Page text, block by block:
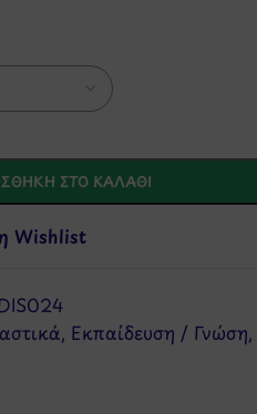
ΣΤΟ ΚΑΛΆΘΙ
Wishlist
, Εκπαίδευση / Γνώση,